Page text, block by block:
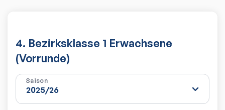
4. Bezirksklasse 1 Erwachsene
(Vorrunde)
Saison